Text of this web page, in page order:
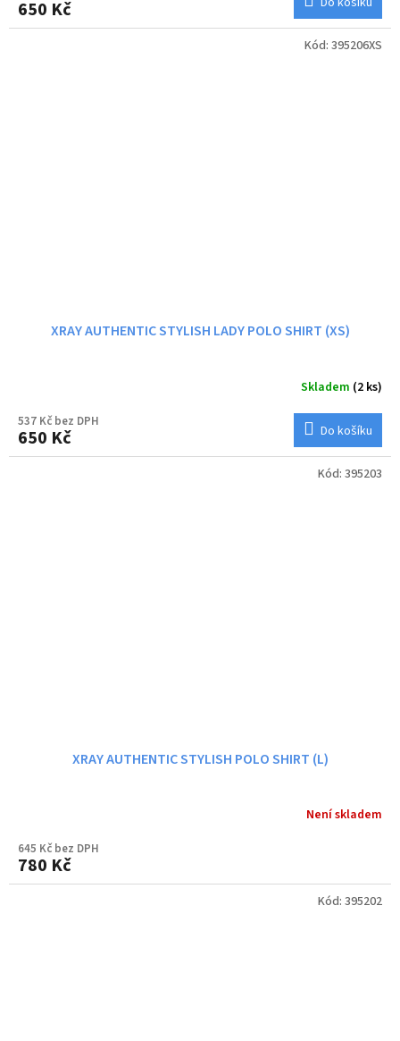
650 Kč
XRAY AUTHENTIC STYLISH LADY POLO SHIRT (XS)
Skladem (2 ks)
537 Kč bez DPH
650 Kč Do košíku
Kód: 395206XS
XRAY AUTHENTIC STYLISH POLO SHIRT (L)
Není skladem
645 Kč bez DPH
780 Kč
Kód: 395203
Kód: 395202